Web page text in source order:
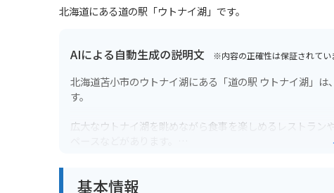
北海道にある道の駅「ウトナイ湖」です。
AIによる自動生成の説明文 ※内容の正確性は保証されてい
北海道苫小市のウトナイ湖にある「道の駅 ウトナイ湖」
す。
広大なウトナイ湖を眺めながら食事を楽しめるレストラ
基本情報